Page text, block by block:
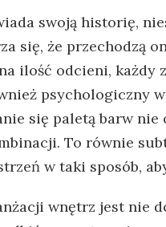
swoją historię,
się, ‌że przechodzą
ilość ⁤odcieni, każdy
psychologiczny
się paletą barw
To równie
w taki sposób,
wnętrz ⁢jest⁣ nie